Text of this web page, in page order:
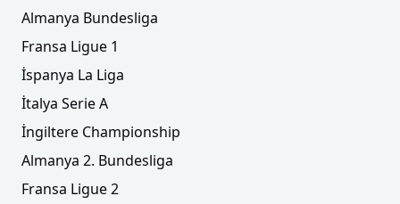
Almanya Bundesliga
Fransa Ligue 1
İspanya La Liga
İtalya Serie A
İngiltere Championship
Almanya 2. Bundesliga
Fransa Ligue 2